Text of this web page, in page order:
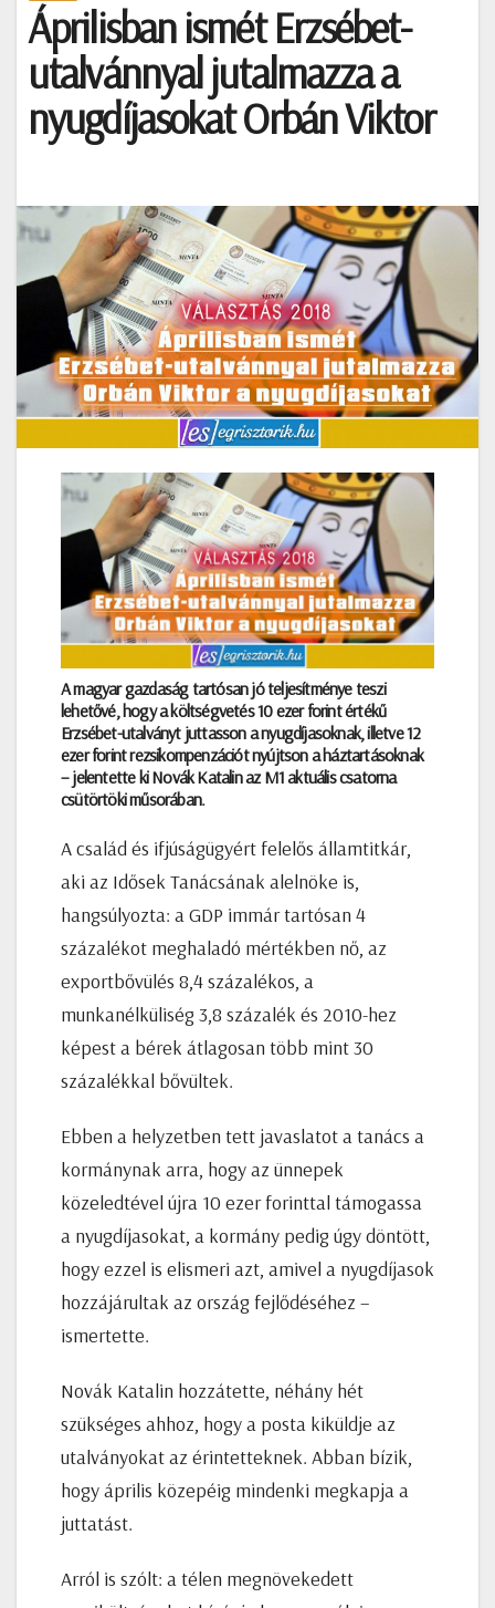
Áprilisban ismét Erzsébet-
utalvánnyal jutalmazza a
nyugdíjasokat Orbán Viktor
A magyar gazdaság tartósan jó teljesítménye teszi
lehetővé, hogy a költségvetés 10 ezer forint értékű
Erzsébet-utalványt juttasson a nyugdíjasoknak, illetve 12
ezer forint rezsikompenzációt nyújtson a háztartásoknak
– jelentette ki Novák Katalin az M1 aktuális csatorna
csütörtöki műsorában.
A család és ifjúságügyért felelős államtitkár,
aki az Idősek Tanácsának alelnöke is,
hangsúlyozta: a GDP immár tartósan 4
százalékot meghaladó mértékben nő, az
exportbővülés 8,4 százalékos, a
munkanélküliség 3,8 százalék és 2010-hez
képest a bérek átlagosan több mint 30
százalékkal bővültek.
Ebben a helyzetben tett javaslatot a tanács a
kormánynak arra, hogy az ünnepek
közeledtével újra 10 ezer forinttal támogassa
a nyugdíjasokat, a kormány pedig úgy döntött,
hogy ezzel is elismeri azt, amivel a nyugdíjasok
hozzájárultak az ország fejlődéséhez –
ismertette.
Novák Katalin hozzátette, néhány hét
szükséges ahhoz, hogy a posta kiküldje az
utalványokat az érintetteknek. Abban bízik,
hogy április közepéig mindenki megkapja a
juttatást.
Arról is szólt: a télen megnövekedett